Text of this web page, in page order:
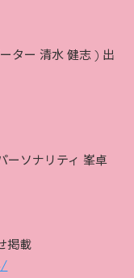
ター 清水 健志 ) 出
ーソナリティ 峯卓
掲載